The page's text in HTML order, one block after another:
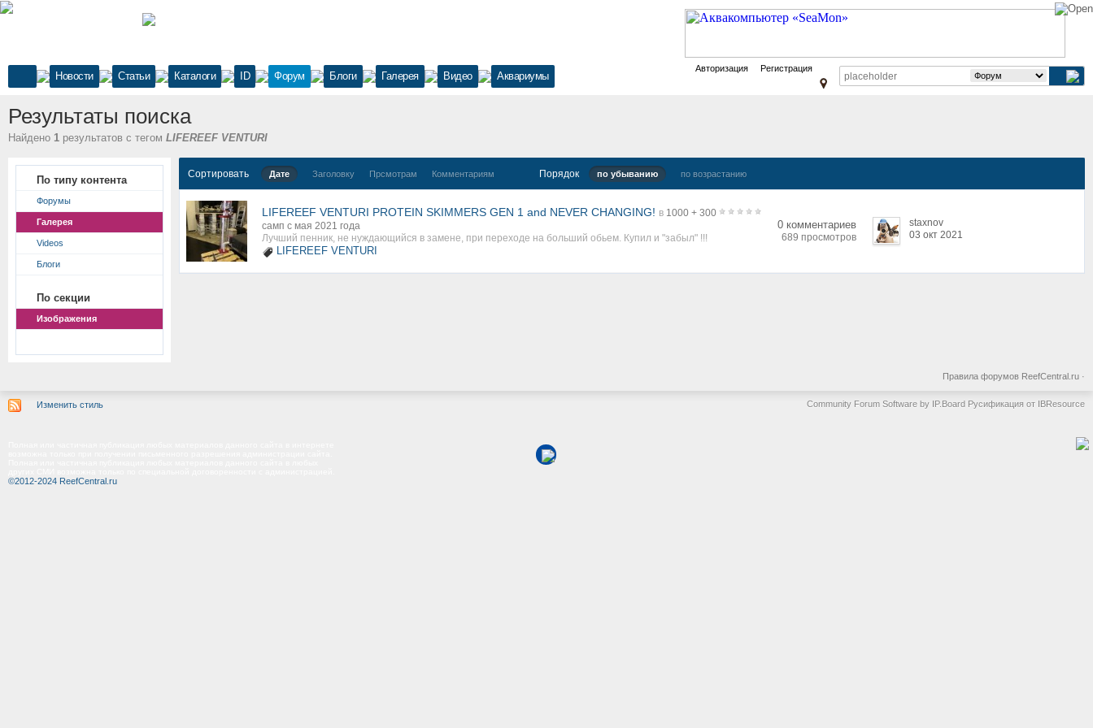
Новости Статьи Каталоги ID Форум Блоги Галерея Видео Аквариумы
Авторизация Регистрация
Результаты поиска
Найдено 1 результатов с тегом LIFEREEF VENTURI
По типу контента
Форумы
Галерея
Videos
Блоги
По секции
Изображения
Сортировать Дате Заголовку Прсмотрам Комментариям Порядок по убыванию по возрастанию
LIFEREEF VENTURI PROTEIN SKIMMERS GEN 1 and NEVER CHANGING! в 1000 + 300
самп с мая 2021 года
Лучший пенник, не нуждающийся в замене, при переходе на больший обьем. Купил и "забыл" !!!
LIFEREEF VENTURI
0 комментариев
689 просмотров
staxnov
03 окт 2021
Правила форумов ReefCentral.ru ·
Изменить стиль Community Forum Software by IP.Board Русификация от IBResource
©2012-2024 ReefCentral.ru